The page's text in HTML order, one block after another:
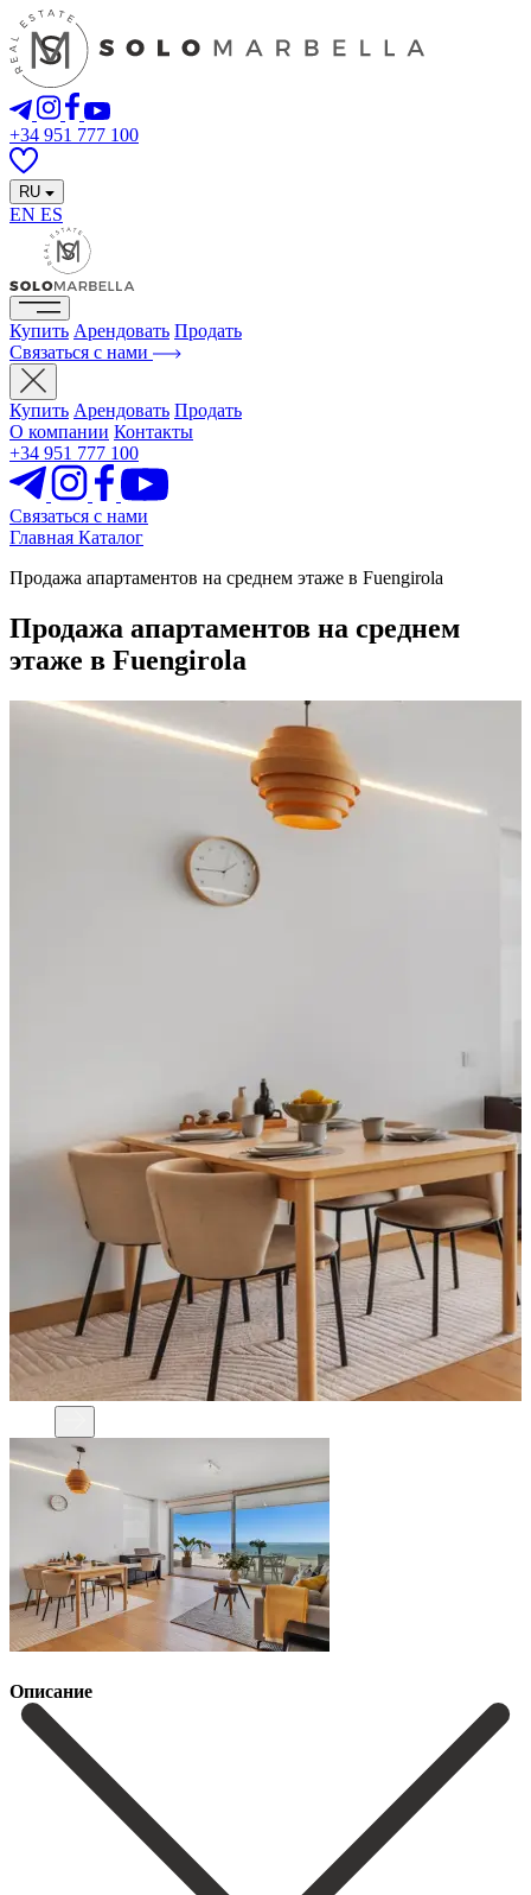
+34 951 777 100
RU
EN ES
Купить Арендовать Продать
Связаться с нами
Купить Арендовать Продать
О компании Контакты
+34 951 777 100
Связаться с нами
Главная Каталог
Продажа апартаментов на среднем этаже в Fuengirola
Продажа апартаментов на среднем
этаже в Fuengirola
Описание